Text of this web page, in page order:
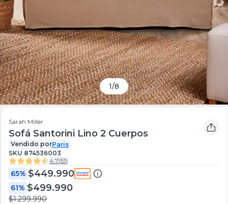
1/8
Sarah Miller
Sofá Santorini Lino 2 Cuerpos
Vendido porParis
SKU 874536003
4.7(51)
65% $449.990
61% $499.990
$1.299.990